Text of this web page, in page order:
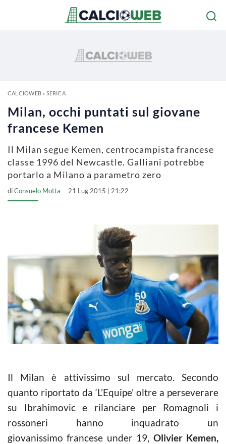
CALCIOWEB» SERIE A
Milan, occhi puntati sul giovane
francese Kemen
Il Milan segue Kemen, centrocampista francese
classe 1996 del Newcastle. Galliani potrebbe
portarlo a Milano a parametro zero
diConsuelo Motta 21 Lug 2015 | 21:22
Il Milan è attivissimo sul mercato. Secondo
quanto riportato da ‘L’Equipe’ oltre a perseverare
su Ibrahimovic e rilanciare per Romagnoli i
rossoneri hanno inquadrato un
giovanissimo francese under 19, Olivier Kemen,